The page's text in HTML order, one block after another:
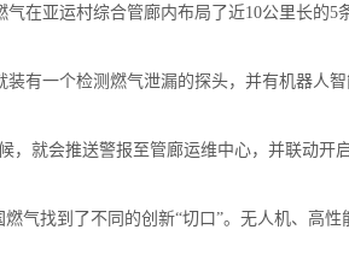
气在亚运村综合管廊内布局了近10公里长的
有一个检测燃气泄漏的探头，并有机器人智
，就会推送警报至管廊运维中心，并联动开
气找到了不同的创新“切口”。无人机、高